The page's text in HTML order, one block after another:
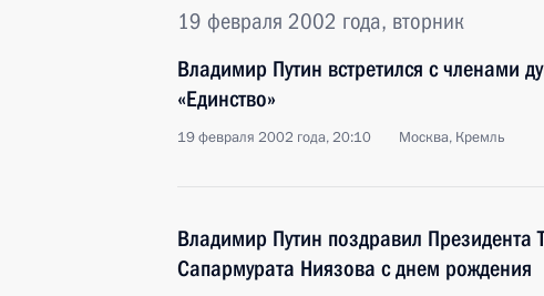
19 февраля 2002 года, вторник
Владимир Путин встретился с членами
«Единство»
19 февраля 2002 года, 20:10 Москва, Кремль
Владимир Путин поздравил Президента
Сапармурата Ниязова с днем рождения